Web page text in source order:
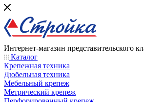
Интернет-магазин представительского
Каталог
Крепежная техника
Дюбельная техника
Мебельный крепеж
Метрический крепеж